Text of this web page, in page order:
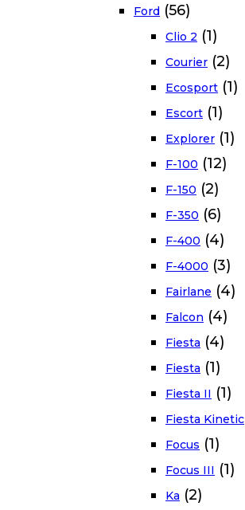
Ford (56)
Clio 2 (1)
Courier (2)
Ecosport (1)
Escort (1)
Explorer (1)
F-100 (12)
F-150 (2)
F-350 (6)
F-400 (4)
F-4000 (3)
Fairlane (4)
Falcon (4)
Fiesta (4)
Fiesta (1)
Fiesta II (1)
Fiesta Kinetic
Focus (1)
Focus III (1)
Ka (2)